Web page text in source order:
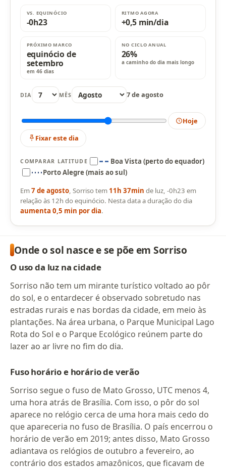
VS. EQUINÓCIO
-0h23
RITMO AGORA
+0,5 min/dia
PRÓXIMO MARCO
equinócio de
setembro
em 46 dias
NO CICLO ANUAL
26%
a caminho do dia mais longo
DIA MÊS 7 de agosto
Hoje
Fixar este dia
COMPARAR LATITUDE
Boa Vista (perto do equador)
Porto Alegre (mais ao sul)
Em7 de agosto, Sorriso tem 11h 37min de luz, -0h23 em
relação às 12h do equinócio. Nesta data a duração do dia
aumenta 0,5 min por dia.
Onde o sol nasce e se põe em Sorriso
O uso da luz na cidade
Sorriso não tem um mirante turístico voltado ao pôr
do sol, e o entardecer é observado sobretudo nas
estradas rurais e nas bordas da cidade, em meio às
plantações. Na área urbana, o Parque Municipal Lago
Rota do Sol e o Parque Ecológico reúnem parte do
lazer ao ar livre no fim do dia.
Fuso horário e horário de verão
Sorriso segue o fuso de Mato Grosso, UTC menos 4,
uma hora atrás de Brasília. Com isso, o pôr do sol
aparece no relógio cerca de uma hora mais cedo do
que apareceria no fuso de Brasília. O país encerrou o
horário de verão em 2019; antes disso, Mato Grosso
adiantava os relógios de outubro a fevereiro, ao
contrário dos estados amazônicos, que ficavam de